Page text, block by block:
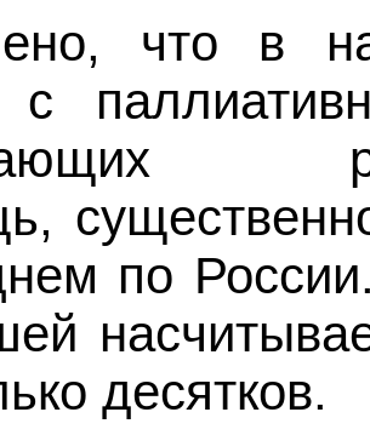
что в
с
по
десятков.